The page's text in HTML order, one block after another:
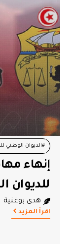
#الديوان الوطني
إنهاء
للديوان
هدى بوغنية
اقرأ المزيد